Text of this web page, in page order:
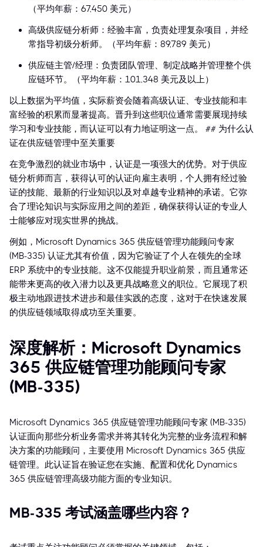
（平均年薪：67,450 美元）
高级供应链分析师：经验丰富，负责处理复杂项目，并经
常指导初级分析师。（平均年薪：89,789 美元）
供应链主管/经理：负责团队管理、制定战略并管理整个供
应链环节。（平均年薪：101,348 美元及以上）
以上数据为平均值，实际薪资会随着高级认证、专业技能和丰
富经验的积累而显著提高。晋升到这些职位通常需要展现持续
学习和专业技能，而认证可以有力地证明这一点。 ## 为什么认
证在供应链管理中至关重要
在竞争激烈的就业市场中，认证是一项强大的优势。对于供应
链分析师而言，获得认可的认证向雇主表明，个人拥有经过验
证的技能、最新的行业知识以及对卓越专业精神的承诺。它弥
合了理论知识与实际应用之间的差距，确保获得认证的专业人
士能够应对现实世界的挑战。
例如，Microsoft Dynamics 365 供应链管理功能顾问专家
(MB-335) 认证尤其有价值，因为它验证了个人在领先的全球
ERP 系统中的专业技能。这不仅能提升职业前景，而且通常还
能带来更高的收入潜力以及更具战略意义的职位。它展现了积
极主动地跟进技术进步和最佳实践的态度，这对于在快速发展
的供应链领域取得成功至关重要。
深度解析：Microsoft Dynamics
365 供应链管理功能顾问专家
(MB-335)
Microsoft Dynamics 365 供应链管理功能顾问专家 (MB-335)
认证面向那些分析业务需求并将其转化为完整的业务流程和解
决方案的功能顾问，主要使用 Microsoft Dynamics 365 供应
链管理。此认证旨在验证您在实施、配置和优化 Dynamics
365 供应链管理高级功能方面的专业知识。
MB-335 考试涵盖哪些内容？